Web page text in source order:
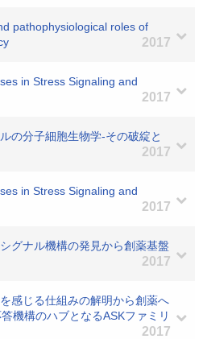
pathophysiological roles of
2017
in Stress Signaling and
2017
の分子細胞生物学-その破綻と
2017
in Stress Signaling and
2017
グナル機構の発見から創薬基盤
2017
感じる仕組みの解明から創薬へ
機構のハブとなるASKファミリ
2017